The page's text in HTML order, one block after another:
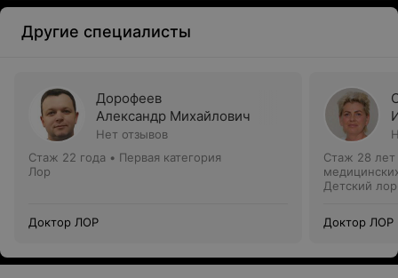
Другие специалисты
Дорофеев
Александр Михайлович
Нет отзывов
Стаж 22 года • Первая категория
Лор
Доктор ЛОР
Стаж 28 лет
Детский
Доктор ЛОР